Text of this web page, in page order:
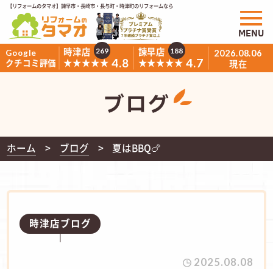
【リフォームのタマオ】諫早市・長崎市・長与町・時津町のリフォームなら
Google
クチコミ評価
時津店
★★★★★ 4.8
269
諫早店
★★★★★ 4.7
188 2026.08.06
現在
MENU
ブログ
ホーム ブログ 夏はBBQ🍗
時津店ブログ
2025.08.08